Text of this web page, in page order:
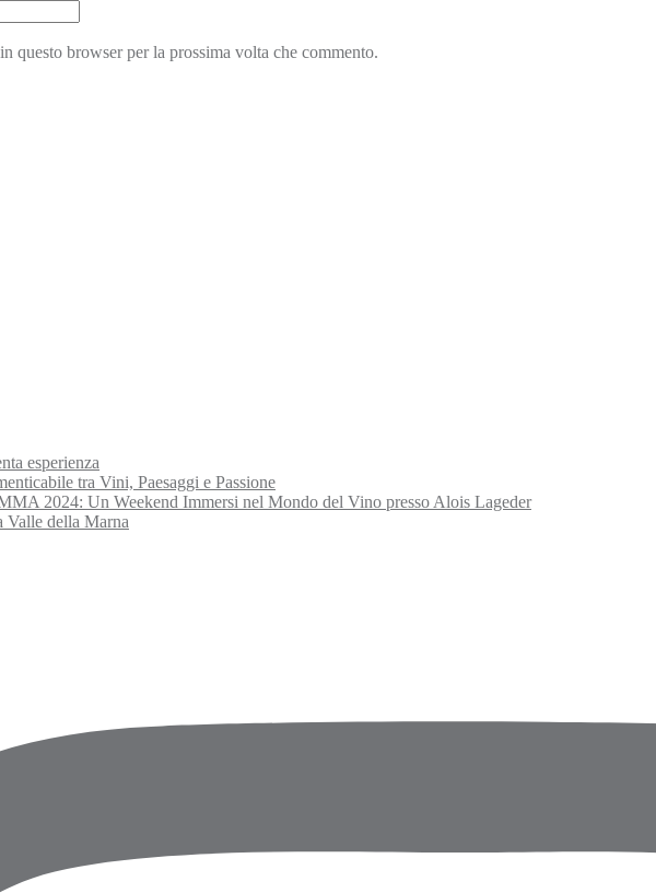
questo browser per la prossima volta che commento.
esperienza
tra Vini, Paesaggi e Passione
2024: Un Weekend Immersi nel Mondo del Vino presso Alois Lageder
della Marna